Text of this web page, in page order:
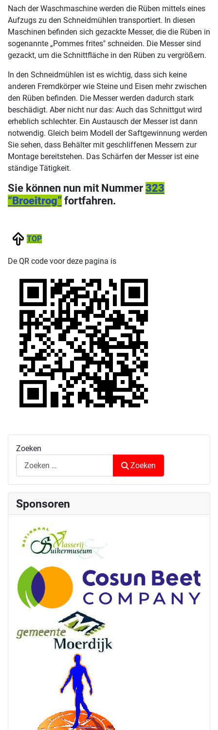
Nach der Waschmaschine werden die Rüben mittels eines
Aufzugs zu den Schneidmühlen transportiert. In diesen
Maschinen befinden sich gezackte Messer, die die Rüben in
sogenannte „Pommes frites" schneiden. Die Messer sind
gezackt, um die Schnittfläche in den Rüben zu vergrößern.
In den Schneidmühlen ist es wichtig, dass sich keine
anderen Fremdkörper wie Steine und Eisen mehr zwischen
den Rüben befinden. Die Messer werden dadurch stark
beschädigt. Aber nicht nur das: Auch das Schnittgut wird
erheblich schlechter. Ein Austausch der Messer ist dann
notwendig. Gleich beim Modell der Saftgewinnung werden
Sie sehen, dass Behälter mit geschliffenen Messern zur
Montage bereitstehen. Das Schärfen der Messer ist eine
ständige Tätigkeit.
Sie können nun mit Nummer 323
“Broeitrog” fortfahren.
TOP
De QR code voor deze pagina is
Zoeken
Zoeken
Sponsoren